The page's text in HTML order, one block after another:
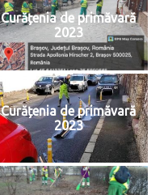
Curățenia de primăvară
2023
Curățenia de primăvară
2023